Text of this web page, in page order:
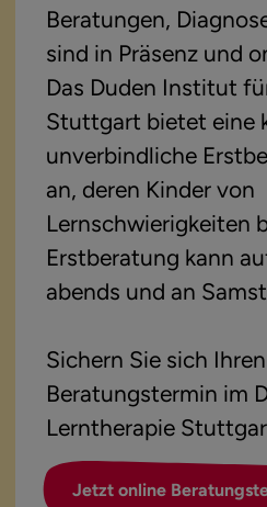
Beratungen,
sind in Präsenz und
Das Duden Institut
Stuttgart bietet eine
unverbindliche
an, deren Kinder von
Lernschwierigkeiten
Erstberatung kann
abends und an
Sichern Sie sich
Beratungstermin im
Lerntherapie
Jetzt online